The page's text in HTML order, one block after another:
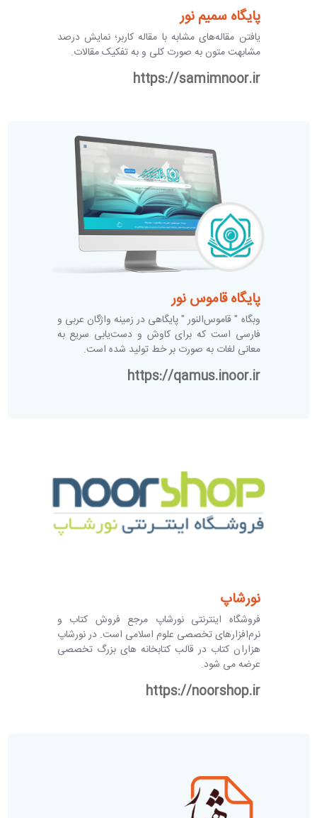
پایگاه سمیم نور
یافتن مقاله‌های مشابه با مقاله کاربر؛ نمایش درصد
مشابهت متون به صورت کلی و به تفکیک مقالات.
https://samimnoor.ir
پایگاه قاموس نور
وبگاه " قاموس‌النور " پایگاهی در زمینه واژگان عربی و
فارسی است که برای کاوش و دست‌یابی سریع به
معانی لغات به صورت بر خط تولید شده است.
https://qamus.inoor.ir
نورشاپ
فروشگاه اینترنتی نورشاپ مرجع فروش کتاب و
نرم‌افزارهای تخصصی علوم اسلامی است. در نورشاپ
هزاران کتاب در قالب کتابخانه های بزرگ تخصصی
عرضه می شود.
https://noorshop.ir